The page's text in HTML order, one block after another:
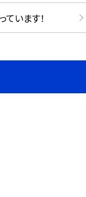
います！